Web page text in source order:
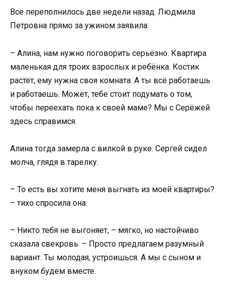
Всё переполнилось две недели назад. Людмила
Петровна прямо за ужином заявила:
– Алина, нам нужно поговорить серьёзно. Квартира
маленькая для троих взрослых и ребёнка. Костик
растёт, ему нужна своя комната. А ты всё работаешь
и работаешь. Может, тебе стоит подумать о том,
чтобы переехать пока к своей маме? Мы с Серёжей
здесь справимся.
Алина тогда замерла с вилкой в руке. Сергей сидел
молча, глядя в тарелку.
– То есть вы хотите меня выгнать из моей квартиры?
– тихо спросила она.
– Никто тебя не выгоняет, – мягко, но настойчиво
сказала свекровь. – Просто предлагаем разумный
вариант. Ты молодая, устроишься. А мы с сыном и
внуком будем вместе.